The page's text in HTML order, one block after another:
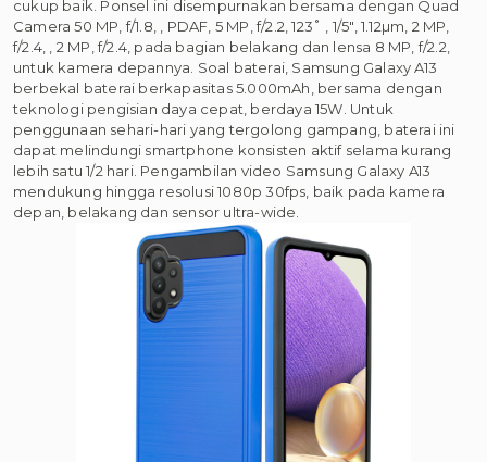
cukup baik. Ponsel ini disempurnakan bersama dengan Quad
Camera 50 MP, f/1.8, , PDAF, 5 MP, f/2.2, 123˚ , 1/5″, 1.12µm, 2 MP,
f/2.4, , 2 MP, f/2.4, pada bagian belakang dan lensa 8 MP, f/2.2,
untuk kamera depannya. Soal baterai, Samsung Galaxy A13
berbekal baterai berkapasitas 5.000mAh, bersama dengan
teknologi pengisian daya cepat, berdaya 15W. Untuk
penggunaan sehari-hari yang tergolong gampang, baterai ini
dapat melindungi smartphone konsisten aktif selama kurang
lebih satu 1/2 hari. Pengambilan video Samsung Galaxy A13
mendukung hingga resolusi 1080p 30fps, baik pada kamera
depan, belakang dan sensor ultra-wide.